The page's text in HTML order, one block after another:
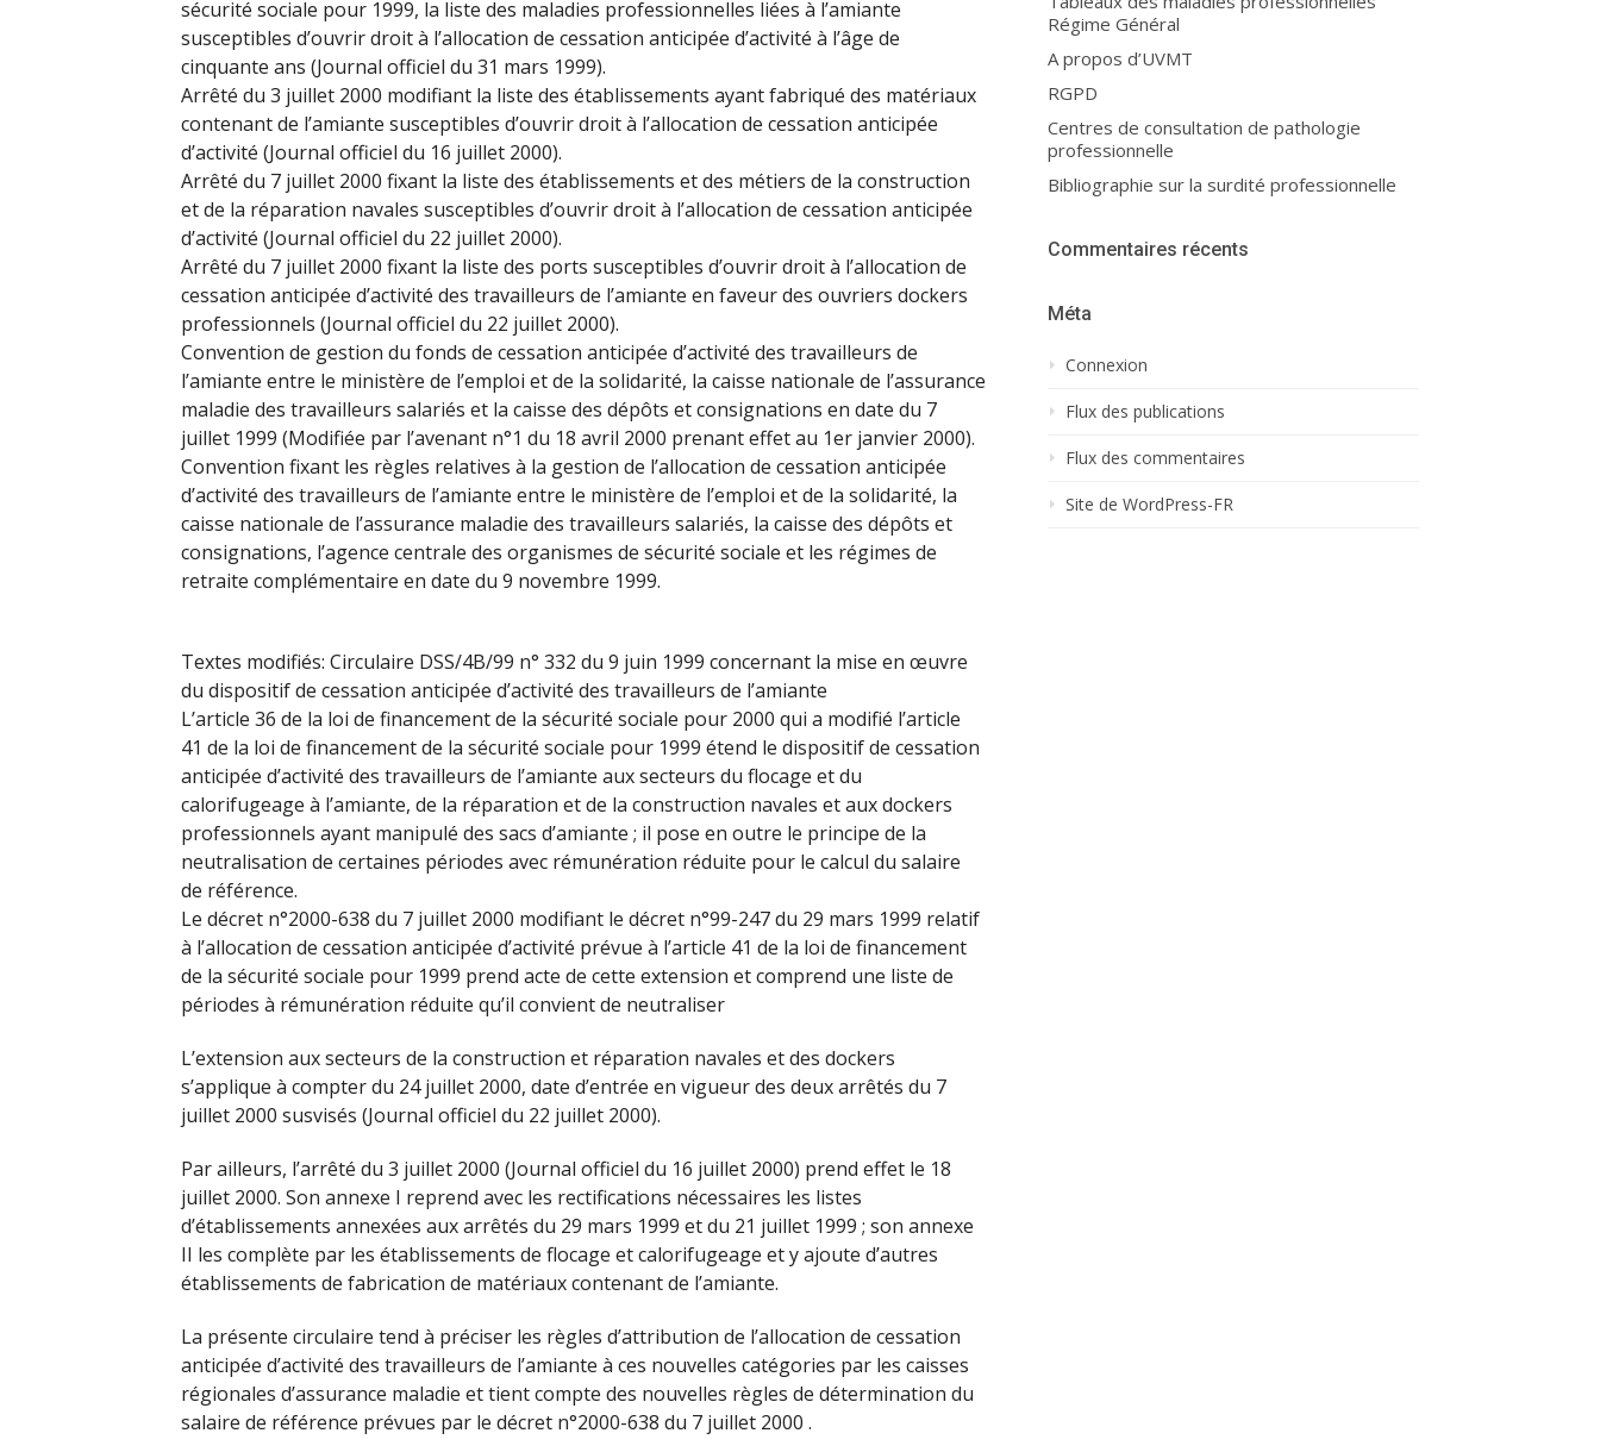
sécurité sociale pour 1999, la liste des maladies professionnelles liées à l’amiante
susceptibles d’ouvrir droit à l’allocation de cessation anticipée d’activité à l’âge de
cinquante ans (Journal officiel du 31 mars 1999).
Arrêté du 3 juillet 2000 modifiant la liste des établissements ayant fabriqué des matériaux
contenant de l’amiante susceptibles d’ouvrir droit à l’allocation de cessation anticipée
d’activité (Journal officiel du 16 juillet 2000).
Arrêté du 7 juillet 2000 fixant la liste des établissements et des métiers de la construction
et de la réparation navales susceptibles d’ouvrir droit à l’allocation de cessation anticipée
d’activité (Journal officiel du 22 juillet 2000).
Arrêté du 7 juillet 2000 fixant la liste des ports susceptibles d’ouvrir droit à l’allocation de
cessation anticipée d’activité des travailleurs de l’amiante en faveur des ouvriers dockers
professionnels (Journal officiel du 22 juillet 2000).
Convention de gestion du fonds de cessation anticipée d’activité des travailleurs de
l’amiante entre le ministère de l’emploi et de la solidarité, la caisse nationale de l’assurance
maladie des travailleurs salariés et la caisse des dépôts et consignations en date du 7
juillet 1999 (Modifiée par l’avenant n°1 du 18 avril 2000 prenant effet au 1er janvier 2000).
Convention fixant les règles relatives à la gestion de l’allocation de cessation anticipée
d’activité des travailleurs de l’amiante entre le ministère de l’emploi et de la solidarité, la
caisse nationale de l’assurance maladie des travailleurs salariés, la caisse des dépôts et
consignations, l’agence centrale des organismes de sécurité sociale et les régimes de
retraite complémentaire en date du 9 novembre 1999.
Textes modifiés: Circulaire DSS/4B/99 n° 332 du 9 juin 1999 concernant la mise en œuvre
du dispositif de cessation anticipée d’activité des travailleurs de l’amiante
L’article 36 de la loi de financement de la sécurité sociale pour 2000 qui a modifié l’article
41 de la loi de financement de la sécurité sociale pour 1999 étend le dispositif de cessation
anticipée d’activité des travailleurs de l’amiante aux secteurs du flocage et du
calorifugeage à l’amiante, de la réparation et de la construction navales et aux dockers
professionnels ayant manipulé des sacs d’amiante ; il pose en outre le principe de la
neutralisation de certaines périodes avec rémunération réduite pour le calcul du salaire
de référence.
Le décret n°2000-638 du 7 juillet 2000 modifiant le décret n°99-247 du 29 mars 1999 relatif
à l’allocation de cessation anticipée d’activité prévue à l’article 41 de la loi de financement
de la sécurité sociale pour 1999 prend acte de cette extension et comprend une liste de
périodes à rémunération réduite qu’il convient de neutraliser
L’extension aux secteurs de la construction et réparation navales et des dockers
s’applique à compter du 24 juillet 2000, date d’entrée en vigueur des deux arrêtés du 7
juillet 2000 susvisés (Journal officiel du 22 juillet 2000).
Par ailleurs, l’arrêté du 3 juillet 2000 (Journal officiel du 16 juillet 2000) prend effet le 18
juillet 2000. Son annexe I reprend avec les rectifications nécessaires les listes
d’établissements annexées aux arrêtés du 29 mars 1999 et du 21 juillet 1999 ; son annexe
II les complète par les établissements de flocage et calorifugeage et y ajoute d’autres
établissements de fabrication de matériaux contenant de l’amiante.
La présente circulaire tend à préciser les règles d’attribution de l’allocation de cessation
anticipée d’activité des travailleurs de l’amiante à ces nouvelles catégories par les caisses
régionales d’assurance maladie et tient compte des nouvelles règles de détermination du
salaire de référence prévues par le décret n°2000-638 du 7 juillet 2000 .
Régime Général
A propos d’UVMT
RGPD
Centres de consultation de pathologie
professionnelle
Bibliographie sur la surdité professionnelle
Commentaires récents
Méta
Connexion
Flux des publications
Flux des commentaires
Site de WordPress-FR